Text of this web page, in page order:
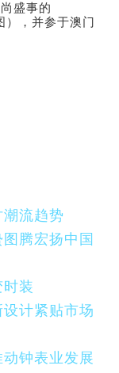
盛事的
），并参于澳门
流趋势
腾宏扬中国
装
计紧贴市场
钟表业发展